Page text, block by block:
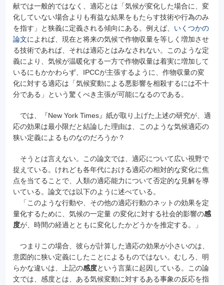
献では一般的ではなく、適応とは「気候が変化した場合に、変
化していない場合よりも有益な結果をもたらす技術や行為のみ
を指す」と狭義に定義される傾向にある。例えば、 いくつかの
論文によれば、現在と将来の気候で作物収量を等しく増加させ
る技術であれば、それは適応とはみなされない。このような定
義により、気候が温暖化する一方で作物収量は着実に増加して
いるにもかかわらず、IPCCが主張するように、作物収量の変
化に対する適応は「気候変動による悪影響を相殺するには不十
分である」という驚くべき主張が可能になるのである。
では、『New York Times』紙が取り上げた上述の研究が、適
応の効果は最小限だと結論した理由は、このような気候適応の
狭い定義によるものなのだろうか？
そうとは言えない。この論文では、適応について広い視野で
捉えている。けれども各年代における適応の相対的な変化に焦
点を当てることで、人類の適応能力について否定的な見解を導
いている。論文では以下のように述べている。
「このような行動や、その他の適応行動のネットの効果を定
量化するために、気候の一定量 の変化に対する社会的影響の感
度が、時間の経過とともに変化したかどうかを推定する。」
つまりこの場合、彼らが計算した適応の効果が小さいのは、
意図的に狭い定義にしたことによるものではない。むしろ、明
らかな違いは、上記の感度という言葉に起因している。この論
文では、感度とは、ある気候変動に対するある事象の反応を指